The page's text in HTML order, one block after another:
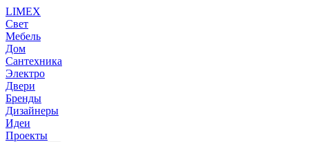
LIMEX
Свет
Мебель
Дом
Сантехника
Электро
Двери
Бренды
Дизайнеры
Идеи
Проекты